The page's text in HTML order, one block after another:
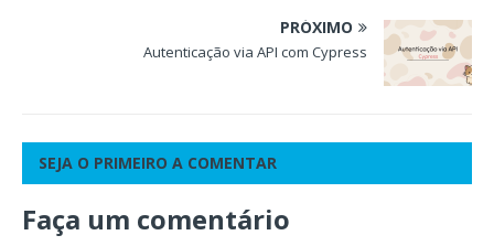
PRÓXIMO
Autenticação via API com Cypress
SEJA O PRIMEIRO A COMENTAR
Faça um comentário